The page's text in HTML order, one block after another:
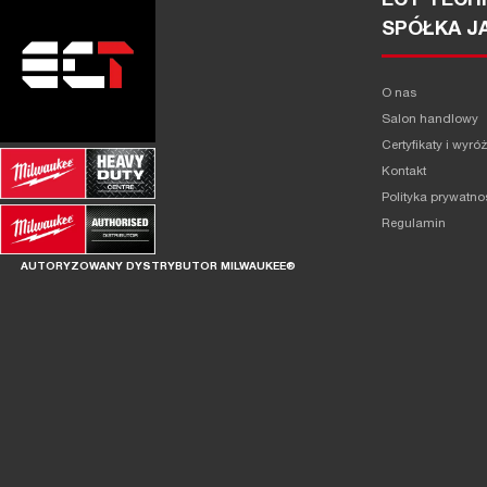
AUTORYZOWANY DYSTRYBUTOR MILWAUKEE®
SPÓŁKA
O nas
Salon handlowy
Certyfikaty i
Kontakt
Polityka
Regulamin